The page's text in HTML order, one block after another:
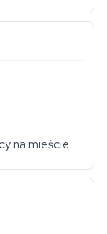
na mieście